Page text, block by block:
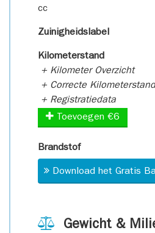
cc
Zuinigheidslabel
Kilometerstand
+ Kilometer Overzicht
+ Correcte Kilometerstand
+ Registratiedata
Toevoegen €6
Brandstof
Download het Gratis
Gewicht &